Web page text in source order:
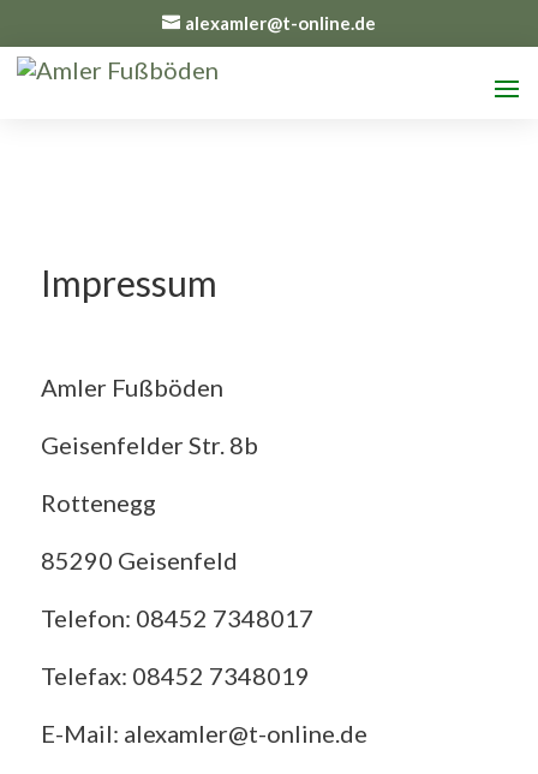
alexamler@t-online.de
Impressum
Amler Fußböden
Geisenfelder Str. 8b
Rottenegg
85290 Geisenfeld
Telefon: 08452 7348017
Telefax: 08452 7348019
E-Mail: alexamler@t-online.de